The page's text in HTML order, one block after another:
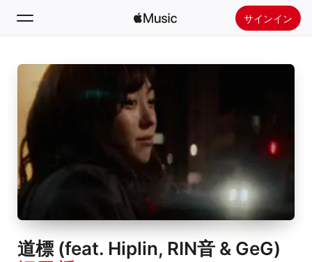
サインイン
検索
ホーム
Apple Musicをインストール
道標 (feat. Hiplin, RIN音 & GeG)